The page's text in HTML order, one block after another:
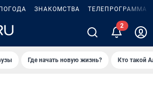
ПОГОДА ЗНАКОМСТВА ТЕЛЕПРОГРАММА
Где начать новую жизнь? Кто такой